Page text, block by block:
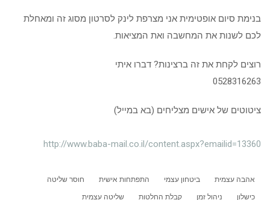
בנימת סיום אופטימית אני מצרפת לינק לסרטון מסוג זה ומאחלת
לכם לשנות את המחשבה ואת המציאות.
רוצים לקחת את זה ברצינות? דברו איתי
0528316263
ציטוטים של אישים מצליחים (בא במייל)
http://www.baba-mail.co.il/content.aspx?emailid=13360
אהבה עצמית ביטחון עצמי התפתחות אישית חוסר שליטה
כישלון ניהול זמן קבלת החלטות שליטה עצמית